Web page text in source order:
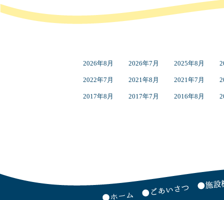
2026年8月 2026年7月 2025年8月
2022年7月 2021年8月 2021年7月
2017年8月 2017年7月 2016年8月